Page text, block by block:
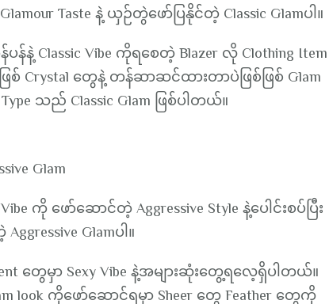
Taste နဲ့ ယှဉ်တွဲဖော်ပြနိုင်တဲ့ Classic Glamပါ။
နဲ့ Classic Vibe ကိုရစေတဲ့ Blazer လို Clothing Item
ြစ် Crystal တွေနဲ့ တန်ဆာဆင်ထားတာပဲဖြစ်ဖြစ် Glam
သည် Classic Glam ဖြစ်ပါတယ်။
Glam
ဖော်ဆောင်တဲ့ Aggressive Style နဲ့ပေါင်းစပ်ပြီး
Glamပါ။
တွေမှာ Sexy Vibe နဲ့အများဆုံးတွေ့ရလေ့ရှိပါတယ်။
look ကိုဖော်ဆောင်ရမှာ Sheer တွေ Feather တွေကို